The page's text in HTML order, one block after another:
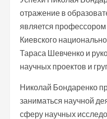
отражение в
является профессором
Киевского
Тараса Шевченко и
научных проектов и
Николай Бондаренко
заниматься научной
сферу научных